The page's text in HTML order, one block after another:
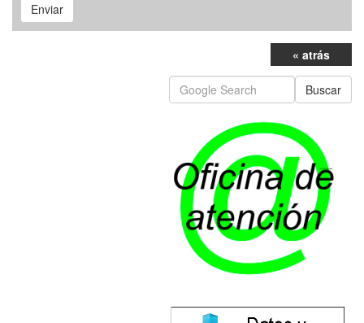
Enviar
« atrás
Buscar